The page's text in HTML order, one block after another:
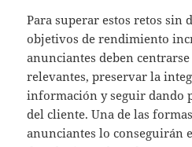
Para superar estos retos sin
objetivos de rendimiento
anunciantes deben
relevantes, preservar la
información y seguir dando
del cliente. Una de las
anunciantes lo conseguirán